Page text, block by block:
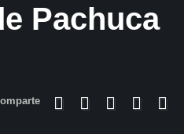
Pachuca